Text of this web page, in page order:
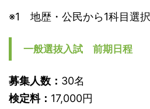
※1 地歴・公民から1科目選択
一般選抜入試 前期日程
募集人数： 30名
検定料： 17,000円